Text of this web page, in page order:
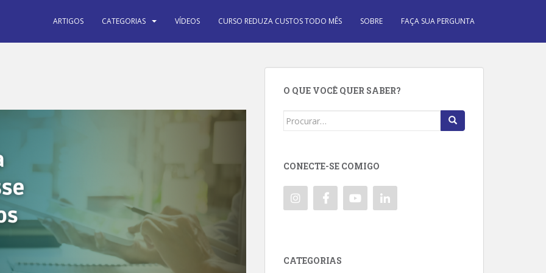
ARTIGOS CATEGORIAS VÍDEOS CURSO REDUZA CUSTOS TODO MÊS SOBRE FAÇA SUA PERGUNTA
O QUE VOCÊ QUER SABER?
Search
CONECTE-SE COMIGO
CATEGORIAS